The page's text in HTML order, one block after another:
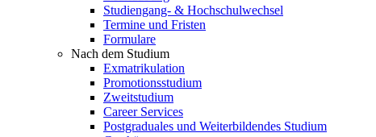
Studiengang- & Hochschulwechsel
Termine und Fristen
Formulare
Nach dem Studium
Exmatrikulation
Promotionsstudium
Zweitstudium
Career Services
Postgraduales und Weiterbildendes Studium